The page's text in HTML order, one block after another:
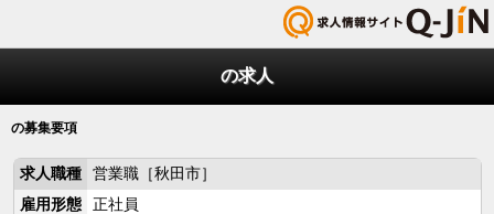
の求人
の募集要項
求人職種
営業職［秋田市］
雇用形態
正社員